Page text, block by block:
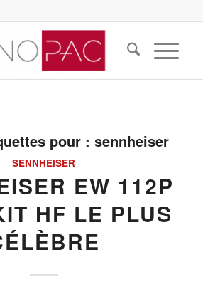
pour : sennheiser
SENNHEISER
EW 112P
HF LE PLUS